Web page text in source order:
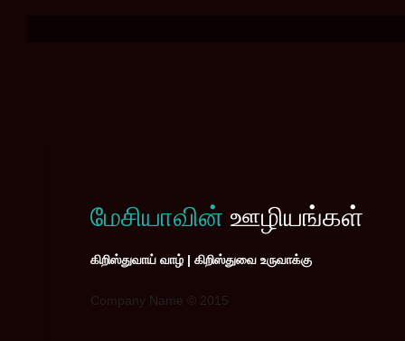
மேசியாவின் ஊழியங்கள்
கிறிஸ்துவாய் வாழ் | கிறிஸ்துவை உருவாக்கு
Company Name © 2015